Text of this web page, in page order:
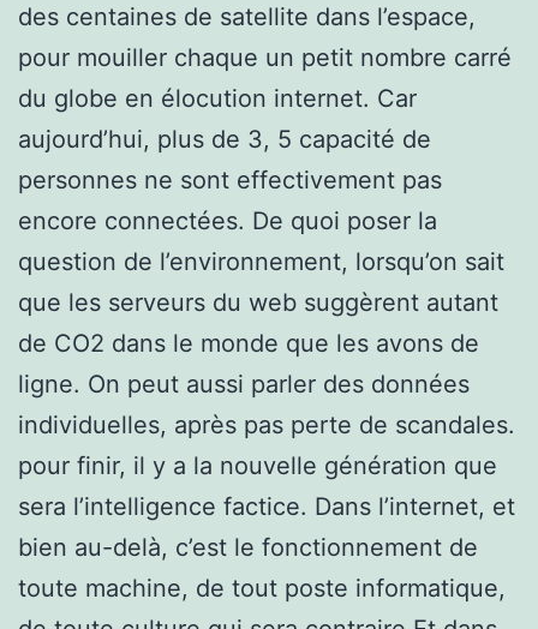
des centaines de satellite dans l’espace,
pour mouiller chaque un petit nombre carré
du globe en élocution internet. Car
aujourd’hui, plus de 3, 5 capacité de
personnes ne sont effectivement pas
encore connectées. De quoi poser la
question de l’environnement, lorsqu’on sait
que les serveurs du web suggèrent autant
de CO2 dans le monde que les avons de
ligne. On peut aussi parler des données
individuelles, après pas perte de scandales.
pour finir, il y a la nouvelle génération que
sera l’intelligence factice. Dans l’internet, et
bien au-delà, c’est le fonctionnement de
toute machine, de tout poste informatique,